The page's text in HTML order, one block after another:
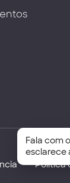
Política
Fala com
esclarece